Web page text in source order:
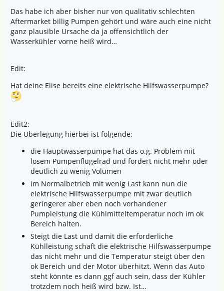
Das habe ich aber bisher nur von qualitativ schlechten
Aftermarket billig Pumpen gehört und wäre auch eine nicht
ganz plausible Ursache da ja offensichtlich der
Wasserkühler vorne heiß wird…
Edit:
Hat deine Elise bereits eine elektrische Hilfswasserpumpe?
Edit2:
Die Überlegung hierbei ist folgende:
die Hauptwasserpumpe hat das o.g. Problem mit
losem Pumpenflügelrad und fördert nicht mehr oder
deutlich zu wenig Volumen
im Normalbetrieb mit wenig Last kann nun die
elektrische Hilfswasserpumpe mit zwar deutlich
geringerer aber eben noch vorhandener
Pumpleistung die Kühlmitteltemperatur noch im ok
Bereich halten.
Steigt die Last und damit die erforderliche
Kühlleistung schaft die elektrische Hilfswasserpumpe
das nicht mehr und die Temperatur steigt über den
ok Bereich und der Motor überhitzt. Wenn das Auto
steht könnte es dann ggf auch sein, dass der Kühler
trotzdem noch heiß wird bzw. Ist…